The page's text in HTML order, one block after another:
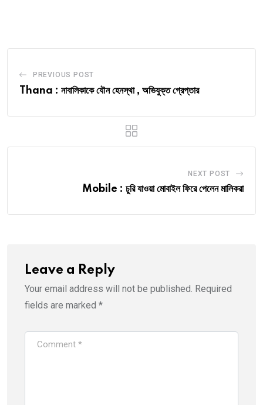
PREVIOUS POST
Thana : নাবালিকাকে যৌন হেনস্থা , অভিযুক্ত গ্রেপ্তার
NEXT POST
Mobile : চুরি যাওয়া মোবাইল ফিরে পেলেন মালিকরা
Leave a Reply
Your email address will not be published. Required
fields are marked *